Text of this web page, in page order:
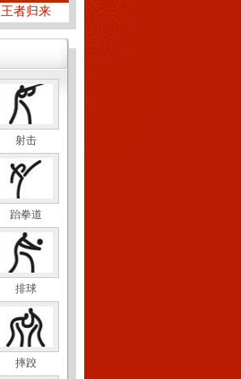
王者归来
射击
跆拳道
排球
摔跤